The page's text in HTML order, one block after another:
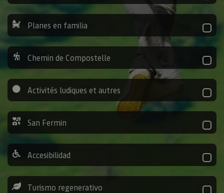
Planes en familia
Chemin de Compostelle
Activités ludiques et autres
San Fermin
Accesibilidad
Turismo regenerativo